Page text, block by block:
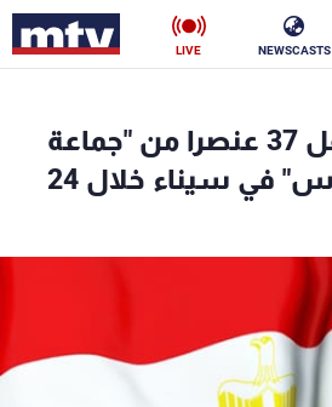
NEWSCASTS
LIVE
مصر: الأمن يعتقل 37 عنصرا من "جماعة
أنصار بيت المقدس" في سيناء خلال 24
رياضة